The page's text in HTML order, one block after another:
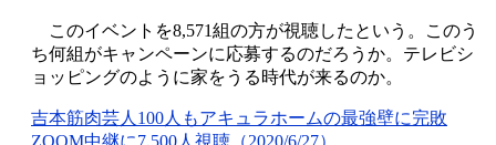
このイベントを8,571組の方が視聴したという。このう
ち何組がキャンペーンに応募するのだろうか。テレビシ
ョッピングのように家をうる時代が来るのか。
吉本筋肉芸人100人もアキュラホームの最強壁に完敗
ZOOM中継に7,500人視聴（2020/6/27）